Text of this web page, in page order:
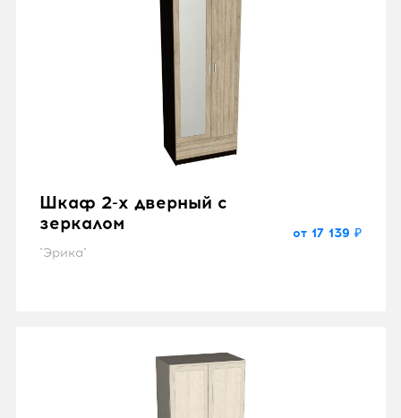
Шкаф 2-х дверный с
зеркалом
"Эрика"
от 17 139 ₽